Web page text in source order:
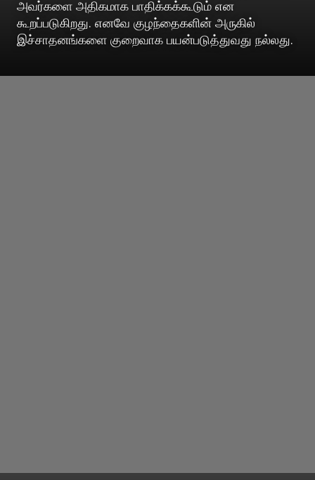
அவர்களை அதிகமாக பாதிக்கக்கூடும் என
கூறப்படுகிறது. எனவே குழந்தைகளின் அருகில்
இச்சாதனங்களை குறைவாக பயன்படுத்துவது நல்லது.